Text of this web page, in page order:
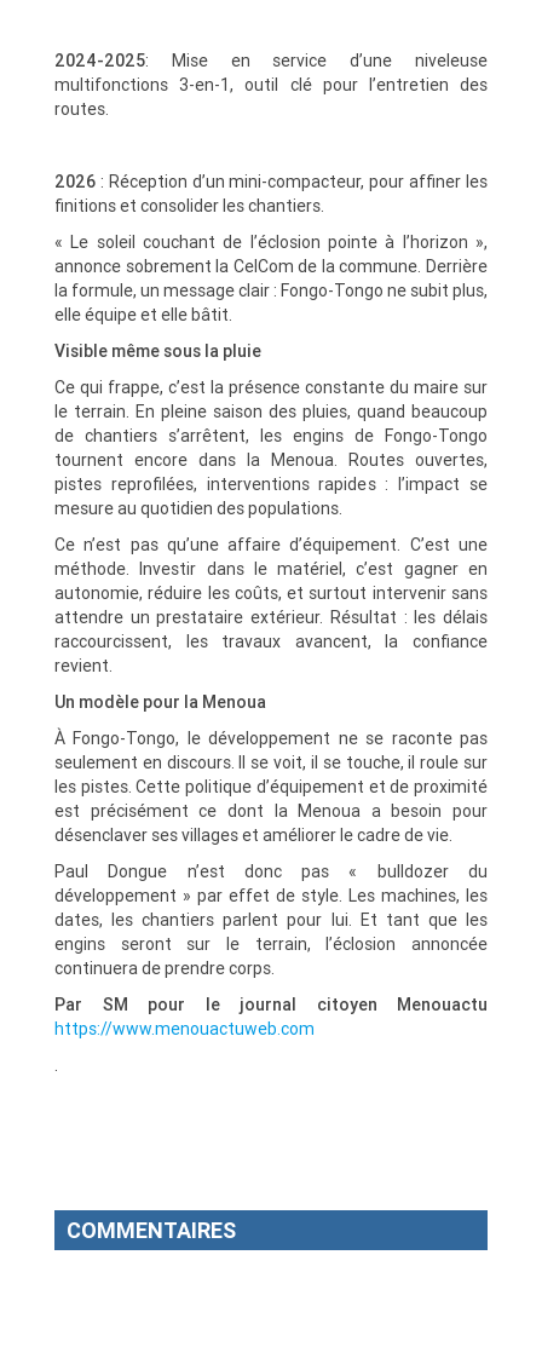
2024-2025: Mise en service d’une niveleuse
multifonctions 3-en-1, outil clé pour l’entretien des
routes.
2026 : Réception d’un mini-compacteur, pour affiner les
finitions et consolider les chantiers.
« Le soleil couchant de l’éclosion pointe à l’horizon »,
annonce sobrement la CelCom de la commune. Derrière
la formule, un message clair : Fongo-Tongo ne subit plus,
elle équipe et elle bâtit.
Visible même sous la pluie
Ce qui frappe, c’est la présence constante du maire sur
le terrain. En pleine saison des pluies, quand beaucoup
de chantiers s’arrêtent, les engins de Fongo-Tongo
tournent encore dans la Menoua. Routes ouvertes,
pistes reprofilées, interventions rapides : l’impact se
mesure au quotidien des populations.
Ce n’est pas qu’une affaire d’équipement. C’est une
méthode. Investir dans le matériel, c’est gagner en
autonomie, réduire les coûts, et surtout intervenir sans
attendre un prestataire extérieur. Résultat : les délais
raccourcissent, les travaux avancent, la confiance
revient.
Un modèle pour la Menoua
À Fongo-Tongo, le développement ne se raconte pas
seulement en discours. Il se voit, il se touche, il roule sur
les pistes. Cette politique d’équipement et de proximité
est précisément ce dont la Menoua a besoin pour
désenclaver ses villages et améliorer le cadre de vie.
Paul Dongue n’est donc pas « bulldozer du
développement » par effet de style. Les machines, les
dates, les chantiers parlent pour lui. Et tant que les
engins seront sur le terrain, l’éclosion annoncée
continuera de prendre corps.
Par SM pour le journal citoyen Menouactu
https://www.menouactuweb.com
.
COMMENTAIRES